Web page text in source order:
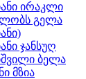
ირაკლი
გელა
ჯანსუღ
ბელა
მზია